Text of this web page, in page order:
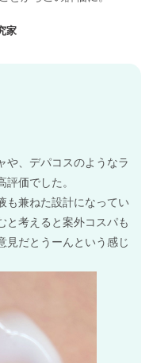
や、デパコスのようなラ
価でした。
も兼ねた設計になってい
と考えると案外コスパも
見だとうーんという感じ